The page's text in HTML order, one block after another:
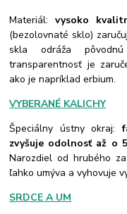
Materiál: vysoko
(bezolovnaté sklo)
skla odráža
transparentnosť je
ako je napríklad erbium.
VYBERANÉ KALICHY
Špeciálny ústny okraj:
zvyšuje odolnosť až o
Narozdiel od hrubého
ľahko umýva a vyhovuje
SRDCE A UM